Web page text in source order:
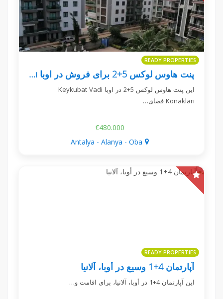
READY PROPERTIES
پنت هاوس لوکس 5+2 برای فروش در اوبا Keykubat Vadi Konakları
این پنت هاوس لوکس 5+2 در اوبا Keykubat Vadi
Konakları فضای…
€480.000
Antalya - Alanya - Oba
READY PROPERTIES
آپارتمان 4+1 وسیع در أوبا، آلانیا
این آپارتمان 4+1 در أوبا، آلانیا، برای اقامت و…